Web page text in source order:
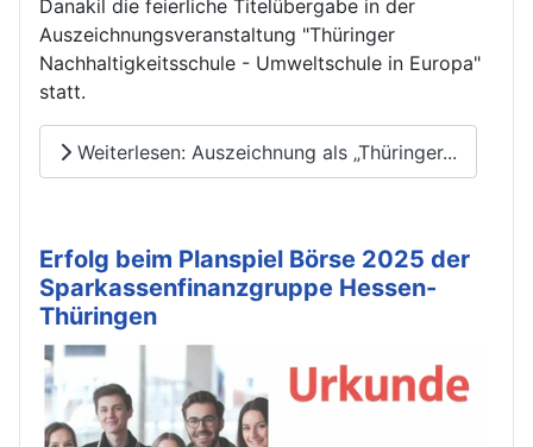
Danakil die feierliche Titelübergabe in der
Auszeichnungsveranstaltung "Thüringer
Nachhaltigkeitsschule - Umweltschule in Europa"
statt.
Weiterlesen: Auszeichnung als „Thüringer...
Erfolg beim Planspiel Börse 2025 der
Sparkassenfinanzgruppe Hessen-
Thüringen